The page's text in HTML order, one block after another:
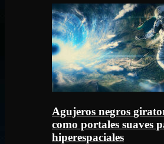
Agujeros negros
como portales suaves
hiperespaciales